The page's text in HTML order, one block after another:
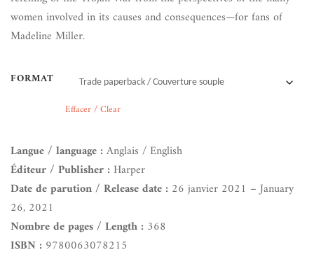
women involved in its causes and consequences—for fans of
Madeline Miller.
FORMAT
Effacer / Clear
Langue / language :Anglais / English
Éditeur / Publisher : Harper
Date de parution / Release date : 26 janvier 2021 – January
26, 2021
Nombre de pages / Length : 368
ISBN : 9780063078215